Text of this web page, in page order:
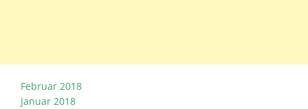
Februar 2018
Januar 2018